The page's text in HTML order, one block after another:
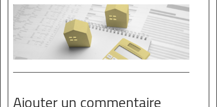
Ajouter un commentaire